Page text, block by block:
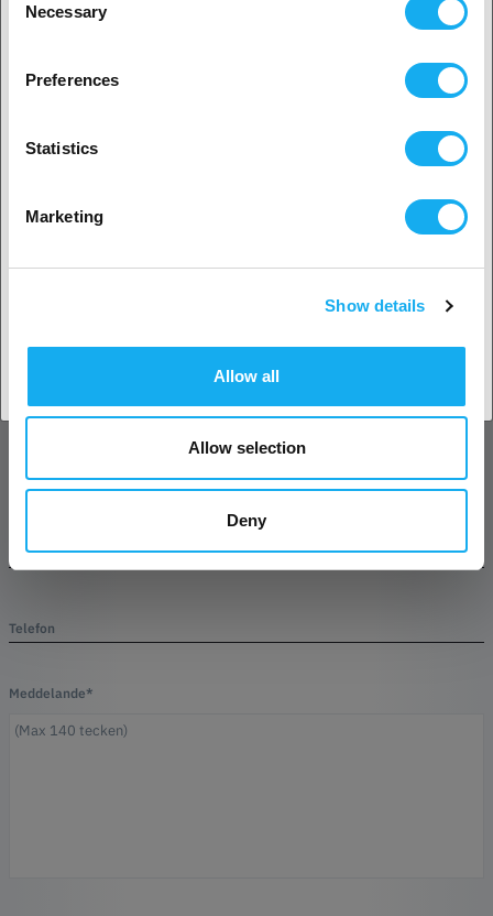
Selection
Necessary
Preferences
Statistics
Marketing
Show details
Allow all
Allow selection
Deny
FRÅGOR OM ARTIKELN?
Artikel
Efternamn*
E-post*
Företag
Telefon
Meddelande*